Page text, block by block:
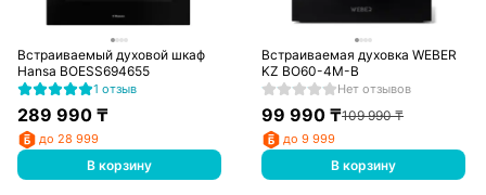
Встраиваемый духовой шкаф
Hansa BOESS694655
1 отзыв
289 990₸
до 28 999
В корзину
Встраиваемая духовка WEBER
KZ BO60-4M-B
Нет отзывов
99 990 ₸109 990₸
до 9 999
В корзину